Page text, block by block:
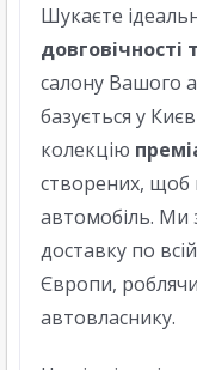
Шукаєте
довговічності
салону Вашого
базується у
колекцію
створених, щоб
автомобіль. Ми
доставку по
Європи,
автовласнику.